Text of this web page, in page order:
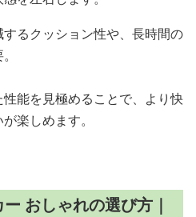
るクッション性や、長時間の
能を見極めることで、より快
楽しめます。
おしゃれの選び方｜